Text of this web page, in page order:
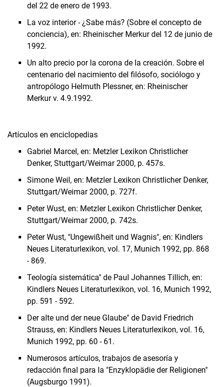
del 22 de enero de 1993.
La voz interior - ¿Sabe más? (Sobre el concepto de
conciencia), en: Rheinischer Merkur del 12 de junio de
1992.
Un alto precio por la corona de la creación. Sobre el
centenario del nacimiento del filósofo, sociólogo y
antropólogo Helmuth Plessner, en: Rheinischer
Merkur v. 4.9.1992.
Artículos en enciclopedias
Gabriel Marcel, en: Metzler Lexikon Christlicher
Denker, Stuttgart/Weimar 2000, p. 457s.
Simone Weil, en: Metzler Lexikon Christlicher Denker,
Stuttgart/Weimar 2000, p. 727f.
Peter Wust, en: Metzler Lexikon Christlicher Denker,
Stuttgart/Weimar 2000, p. 742s.
Peter Wust, "Ungewißheit und Wagnis", en: Kindlers
Neues Literaturlexikon, vol. 17, Munich 1992, pp. 868
- 869.
Teología sistemática" de Paul Johannes Tillich, en:
Kindlers Neues Literaturlexikon, vol. 16, Munich 1992,
pp. 591 - 592.
Der alte und der neue Glaube" de David Friedrich
Strauss, en: Kindlers Neues Literaturlexikon, vol. 16,
Munich 1992, pp. 60 - 61.
Numerosos artículos, trabajos de asesoría y
redacción final para la "Enzyklopädie der Religionen"
(Augsburgo 1991).